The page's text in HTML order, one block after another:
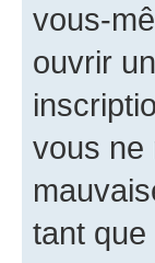
vous-
ouvrir
vous ne
tant que